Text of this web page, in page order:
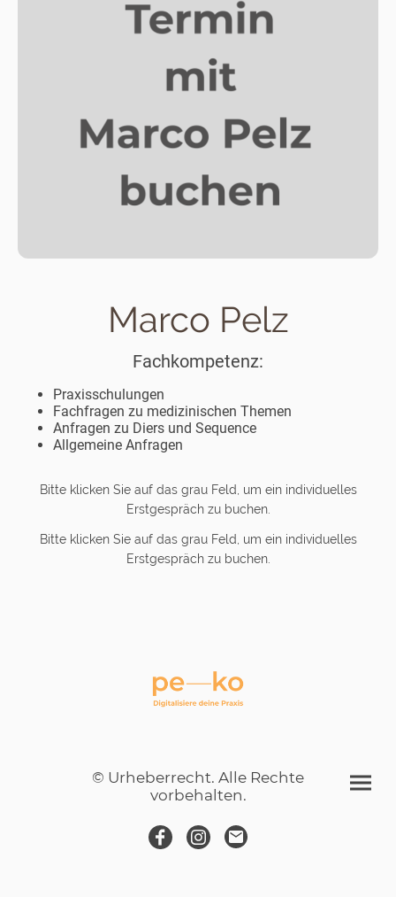
Marco Pelz
Fachkompetenz:
Praxisschulungen
Fachfragen zu medizinischen Themen
Anfragen zu Diers und Sequence
Allgemeine Anfragen
Bitte klicken Sie auf das grau Feld, um ein individuelles
Erstgespräch zu buchen.
Bitte klicken Sie auf das grau Feld, um ein individuelles
Erstgespräch zu buchen.
© Urheberrecht. Alle Rechte
vorbehalten.